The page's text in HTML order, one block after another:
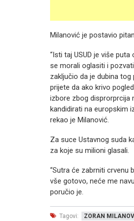
Milanović je postavio
“Isti taj USUD je više
se morali oglasiti i
zaključio da je dubina
prijete da ako krivo
izbore zbog disprorprcija
kandidirati na europskim
rekao je Milanović.
Za suce Ustavnog suda
za koje su milioni glasali.
“Sutra će zabrniti crvenu
vše gotovo, neće me
poručio je.
Tagovi: ZORAN